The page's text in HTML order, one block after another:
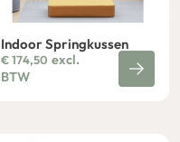
Indoor Springkussen
€174,50 excl.
BTW